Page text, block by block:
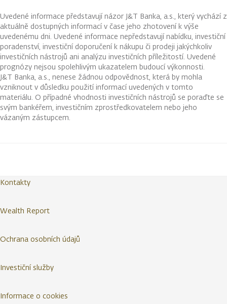
Uvedené informace představují názor J&T Banka, a.s., který vychází z
aktuálně dostupných informací v čase jeho zhotovení k výše
uvedenému dni. Uvedené informace nepředstavují nabídku, investiční
poradenství, investiční doporučení k nákupu či prodeji jakýchkoliv
investičních nástrojů ani analýzu investičních příležitostí. Uvedené
prognózy nejsou spolehlivým ukazatelem budoucí výkonnosti.
J&T Banka, a.s., nenese žádnou odpovědnost, která by mohla
vzniknout v důsledku použití informací uvedených v tomto
materiálu. O případné vhodnosti investičních nástrojů se poraďte se
svým bankéřem, investičním zprostředkovatelem nebo jeho
vázaným zástupcem.
Kontakty
Wealth Report
Ochrana osobních údajů
Investiční služby
Informace o cookies